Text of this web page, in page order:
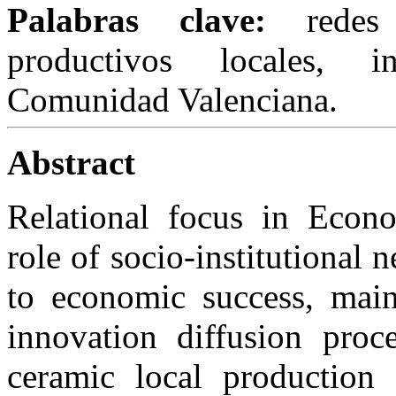
Palabras clave: redes
productivos locales,
Comunidad Valenciana.
Abstract
Relational focus in
role of socio-institutional
to economic success,
innovation diffusion
ceramic local production